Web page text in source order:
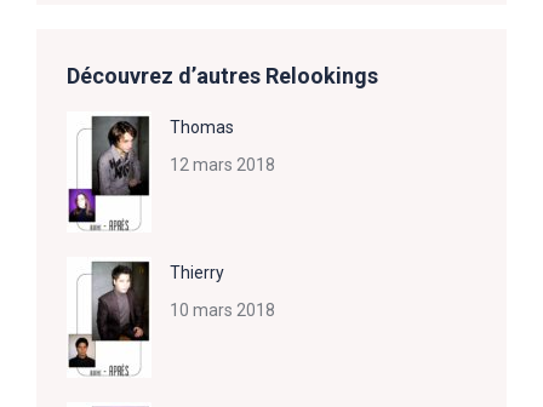
Découvrez d’autres Relookings
Thomas
12 mars 2018
Thierry
10 mars 2018